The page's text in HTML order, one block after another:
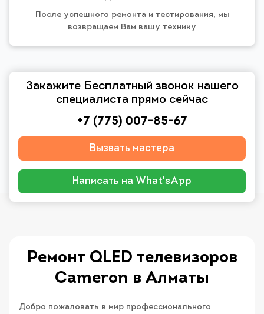
После успешного ремонта и тестирования, мы
возвращаем Вам вашу технику
Закажите Бесплатный звонок нашего
специалиста прямо сейчас
+7 (775) 007-85-67
Вызвать мастера
Написать на What'sApp
Ремонт QLED телевизоров
Cameron в Алматы
Добро пожаловать в мир профессионального